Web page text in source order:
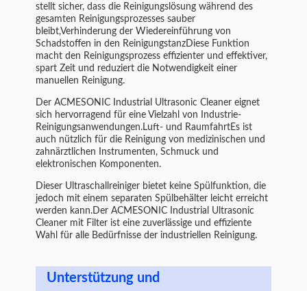
stellt sicher, dass die Reinigungslösung während des
gesamten Reinigungsprozesses sauber
bleibt,Verhinderung der Wiedereinführung von
Schadstoffen in den ReinigungstanzDiese Funktion
macht den Reinigungsprozess effizienter und effektiver,
spart Zeit und reduziert die Notwendigkeit einer
manuellen Reinigung.
Der ACMESONIC Industrial Ultrasonic Cleaner eignet
sich hervorragend für eine Vielzahl von Industrie-
Reinigungsanwendungen.Luft- und RaumfahrtEs ist
auch nützlich für die Reinigung von medizinischen und
zahnärztlichen Instrumenten, Schmuck und
elektronischen Komponenten.
Dieser Ultraschallreiniger bietet keine Spülfunktion, die
jedoch mit einem separaten Spülbehälter leicht erreicht
werden kann.Der ACMESONIC Industrial Ultrasonic
Cleaner mit Filter ist eine zuverlässige und effiziente
Wahl für alle Bedürfnisse der industriellen Reinigung.
Unterstützung und